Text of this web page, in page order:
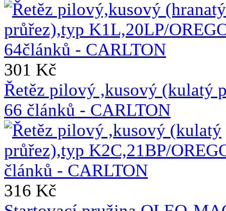
301 Kč
Řetěz pilový ,kusový (kulatý
66 článků - CARLTON
316 Kč